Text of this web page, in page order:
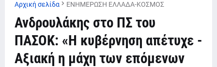
Αρχική σελίδα ΕΝΗΜΕΡΩΣΗ ΕΛΛΑΔΑ-ΚΟΣΜΟΣ
Ανδρουλάκης στο ΠΣ του
ΠΑΣΟΚ: «Η κυβέρνηση απέτυχε -
Αξιακή η μάχη των επόμενων